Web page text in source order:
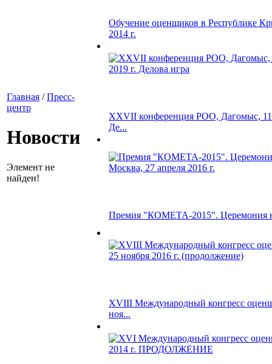
Главная /Пресс-
центр
Новости
Элемент не
найден!
Обучение оценщиков в Республике
2014 г.
XXVII конференция РОО, Дагомыс, 11-
Де...
Премия "КОМЕТА-2015". Церемония
XVIII Международный конгресс
ноя...